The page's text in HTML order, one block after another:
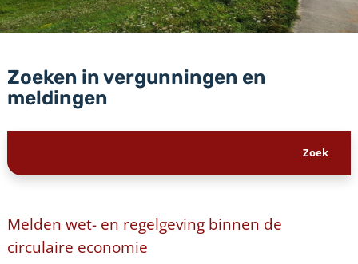
Zoeken in vergunningen en
meldingen
Melden wet- en regelgeving binnen de
circulaire economie